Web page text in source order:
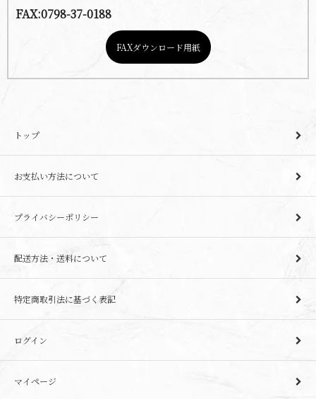
FAX:0798-37-0188
FAXダウンロード用紙
トップ
お支払い方法について
プライバシーポリシー
配送方法・送料について
特定商取引法に基づく表記
ログイン
マイページ